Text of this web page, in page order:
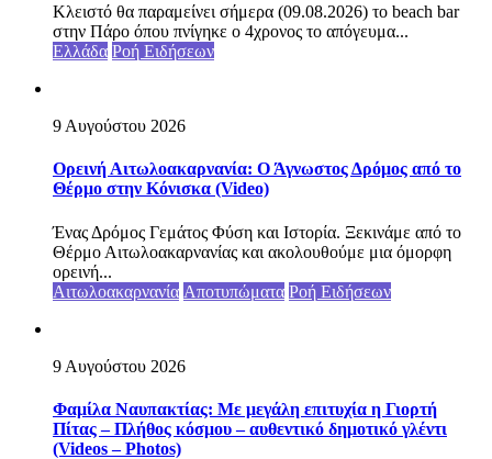
Κλειστό θα παραμείνει σήμερα (09.08.2026) το beach bar
στην Πάρο όπου πνίγηκε ο 4χρονος το απόγευμα...
Ελλάδα Ροή Ειδήσεων
9 Αυγούστου 2026
Ορεινή Αιτωλοακαρνανία: Ο Άγνωστος Δρόμος από το
Θέρμο στην Κόνισκα (Video)
Ένας Δρόμος Γεμάτος Φύση και Ιστορία. Ξεκινάμε από το
Θέρμο Αιτωλοακαρνανίας και ακολουθούμε μια όμορφη
ορεινή...
Αιτωλοακαρνανία Αποτυπώματα Ροή Ειδήσεων
9 Αυγούστου 2026
Φαμίλα Ναυπακτίας: Με μεγάλη επιτυχία η Γιορτή
Πίτας – Πλήθος κόσμου – αυθεντικό δημοτικό γλέντι
(Videos – Photos)